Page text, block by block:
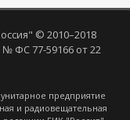
© 2010–2018
ФС 77-59166 от 22
предприятие
и радиовещательная